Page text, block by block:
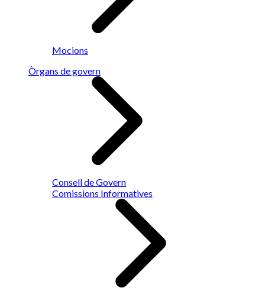
Mocions
Òrgans de govern
Consell de Govern
Comissions Informatives